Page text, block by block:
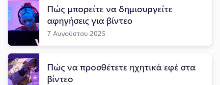
Πώς μπορείτε να δημιουργείτε
αφηγήσεις για βίντεο
7 Αυγούστου 2025
Πώς να προσθέτετε ηχητικά εφέ στα
βίντεο